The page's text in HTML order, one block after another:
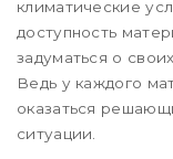
климатические
доступность
задуматься о
Ведь у каждого
оказаться
ситуации.